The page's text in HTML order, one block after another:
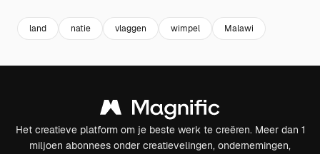
land natie vlaggen wimpel Malawi
Het creatieve platform om je beste werk te creëren. Meer dan 1
miljoen abonnees onder creatievelingen, ondernemingen,